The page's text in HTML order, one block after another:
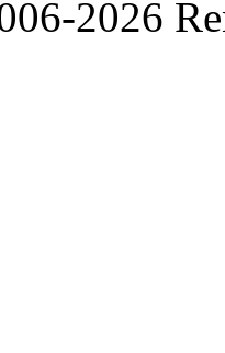
2026